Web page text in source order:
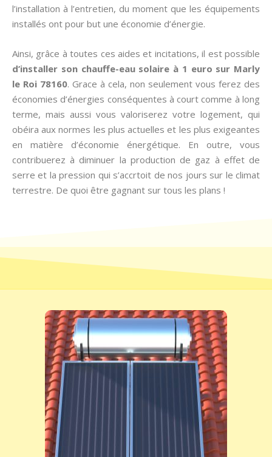
l’installation à l’entretien, du moment que les équipements
installés ont pour but une économie d’énergie.
Ainsi, grâce à toutes ces aides et incitations, il est possible
d’installer son chauffe-eau solaire à 1 euro sur Marly
le Roi 78160. Grace à cela, non seulement vous ferez des
économies d’énergies conséquentes à court comme à long
terme, mais aussi vous valoriserez votre logement, qui
obéira aux normes les plus actuelles et les plus exigeantes
en matière d’économie énergétique. En outre, vous
contribuerez à diminuer la production de gaz à effet de
serre et la pression qui s’accrtoit de nos jours sur le climat
terrestre. De quoi être gagnant sur tous les plans !